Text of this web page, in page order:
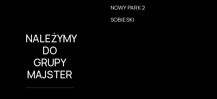
NOWY PARK 2
SOBIESKI
NALEŻYMY
DO
GRUPY
MAJSTER